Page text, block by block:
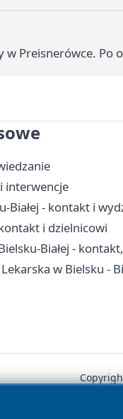
Preisnerówce. Po
interwencje
- kontakt i
i dzielnicowi
Białej -
w Bielsku -